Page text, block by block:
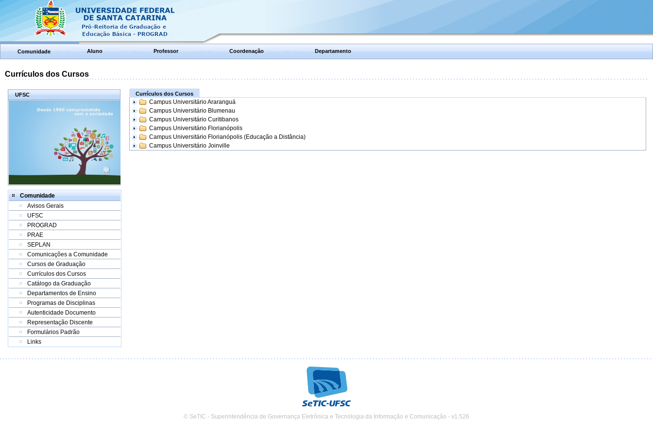
Comunidade Aluno Professor Coordenação Departamento
Currículos dos Cursos
UFSC
Comunidade
Avisos Gerais
UFSC
PROGRAD
PRAE
SEPLAN
Comunicações a Comunidade
Cursos de Graduação
Currículos dos Cursos
Catálogo da Graduação
Departamentos de Ensino
Programas de Disciplinas
Autenticidade Documento
Representação Discente
Formulários Padrão
Links
Currículos dos Cursos
Campus Universitário Araranguá
Campus Universitário Blumenau
Campus Universitário Curitibanos
Campus Universitário Florianópolis
Campus Universitário Florianópolis (Educação a Distância)
Campus Universitário Joinville
© SeTIC - Superintendência de Governança Eletrônica e Tecnologia da Informação e Comunicação - v1.526